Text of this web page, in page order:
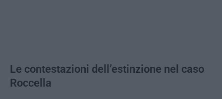
Le contestazioni dell’estinzione nel caso
Roccella